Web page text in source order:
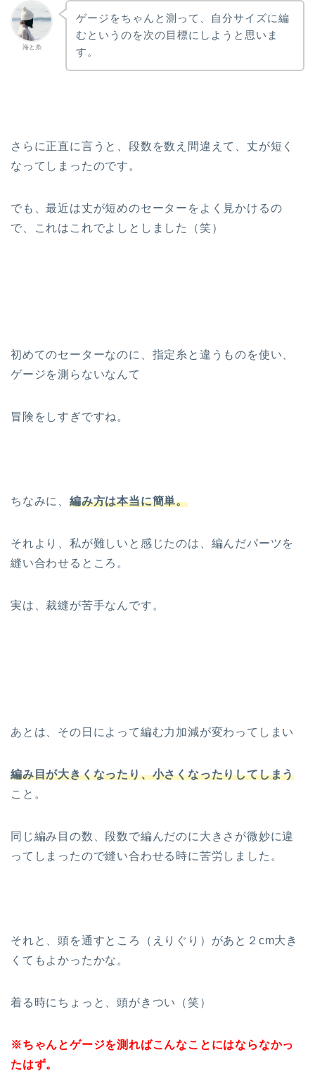
海と糸
ゲージをちゃんと測って、自分サイズに編
むというのを次の目標にしようと思いま
す。
さらに正直に言うと、段数を数え間違えて、丈が短く
なってしまったのです。
でも、最近は丈が短めのセーターをよく見かけるの
で、これはこれでよしとしました（笑）
初めてのセーターなのに、指定糸と違うものを使い、
ゲージを測らないなんて
冒険をしすぎですね。
ちなみに、 編み方は本当に簡単。
それより、私が難しいと感じたのは、編んだパーツを
縫い合わせるところ。
実は、裁縫が苦手なんです。
あとは、その日によって編む力加減が変わってしまい
編み目が大きくなったり、小さくなったりしてしまう
こと。
同じ編み目の数、段数で編んだのに大きさが微妙に違
ってしまったので縫い合わせる時に苦労しました。
それと、頭を通すところ（えりぐり）があと２cm大き
くてもよかったかな。
着る時にちょっと、頭がきつい（笑）
※ちゃんとゲージを測ればこんなことにはならなかっ
たはず。